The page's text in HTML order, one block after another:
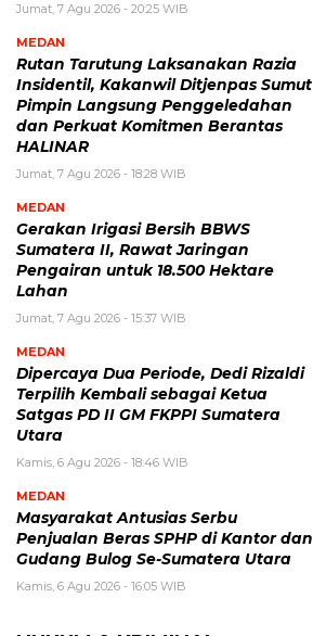
Jumat, 7 Agu 2026 - 20:25 WIB
MEDAN
Rutan Tarutung Laksanakan Razia
Insidentil, Kakanwil Ditjenpas Sumut
Pimpin Langsung Penggeledahan
dan Perkuat Komitmen Berantas
HALINAR
Jumat, 7 Agu 2026 - 18:28 WIB
MEDAN
Gerakan Irigasi Bersih BBWS
Sumatera II, Rawat Jaringan
Pengairan untuk 18.500 Hektare
Lahan
Jumat, 7 Agu 2026 - 15:37 WIB
MEDAN
Dipercaya Dua Periode, Dedi Rizaldi
Terpilih Kembali sebagai Ketua
Satgas PD II GM FKPPI Sumatera
Utara
Kamis, 6 Agu 2026 - 18:46 WIB
MEDAN
Masyarakat Antusias Serbu
Penjualan Beras SPHP di Kantor dan
Gudang Bulog Se-Sumatera Utara
Kamis, 6 Agu 2026 - 16:05 WIB